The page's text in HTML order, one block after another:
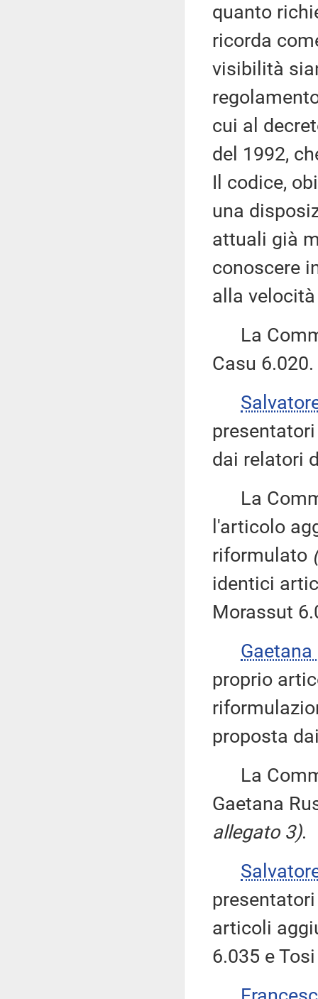
quanto
ricorda
visibilità
cui al
del 1992,
Il codice,
una
attuali già
conoscere
alla
La
Casu 6.020.
dai relatori
La
l'articolo
riformulato
identici
Morassut
Gaetana
proprio
proposta
La
Gaetana
allegato 3).
articoli
6.035 e